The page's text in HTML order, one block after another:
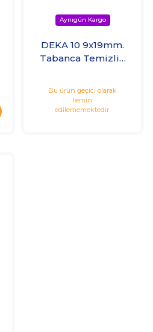
DEKA 10 9x19mm.
Tabanca Temizlik
Bu ürün geçici olarak
temin
edilememektedir.